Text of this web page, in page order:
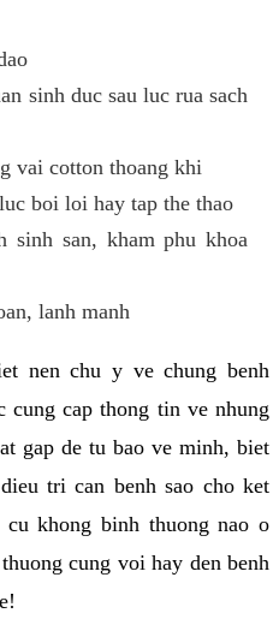
sinh duc sau luc rua sach
vai cotton thoang khi
boi loi hay tap the thao
sinh san, kham phu khoa
lanh manh
nen chu y ve chung benh
cung cap thong tin ve nhung
gap de tu bao ve minh, biet
tri can benh sao cho ket
khong binh thuong nao o
cung voi hay den benh